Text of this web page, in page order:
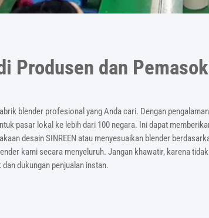
Produsen dan
blender profesional yang Anda cari. Dengan
pasar lokal ke lebih dari 100 negara. Ini dapat
desain SINREEN atau menyesuaikan blender
kami secara menyeluruh. Jangan khawatir, karena
dukungan penjualan instan.